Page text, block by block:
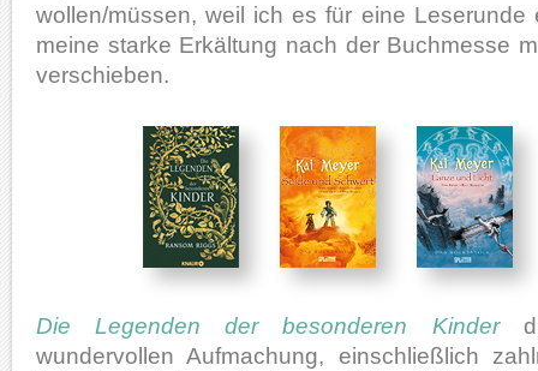
wollen/müssen, weil ich es für eine Leserunde
meine starke Erkältung nach der Buchmesse
verschieben.
Die Legenden der besonderen Kinder
wundervollen Aufmachung, einschließlich